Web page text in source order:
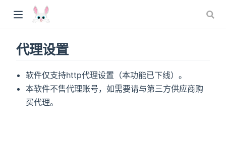
代理设置
软件仅支持http代理设置（本功能已下线）。
本软件不售代理账号，如需要请与第三方供应商购
买代理。